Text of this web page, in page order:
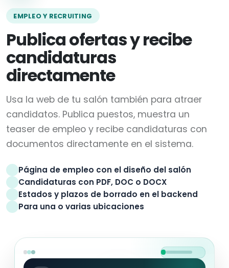
EMPLEO Y RECRUITING
Publica ofertas y recibe
candidaturas
directamente
Usa la web de tu salón también para atraer
candidatos. Publica puestos, muestra un
teaser de empleo y recibe candidaturas con
documentos directamente en el sistema.
Página de empleo con el diseño del salón
Candidaturas con PDF, DOC o DOCX
Estados y plazos de borrado en el backend
Para una o varias ubicaciones